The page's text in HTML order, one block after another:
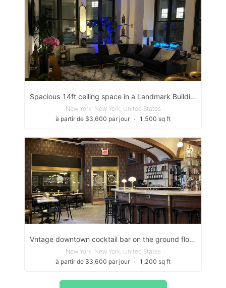
Spacious 14ft ceiling space in a Landmark Building
New York, New York, United States
à partir de $3,600 par jour ∙ 1,500 sq ft
Vntage downtown cocktail bar on the ground floor of the historic Woolworth Building
New York, New York, United States
à partir de $3,600 par jour ∙ 1,200 sq ft